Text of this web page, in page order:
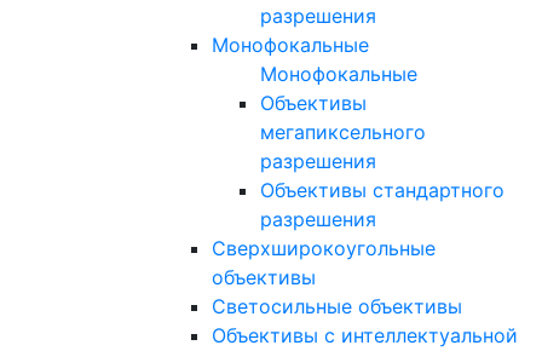
разрешения
Монофокальные
Монофокальные
Объективы
мегапиксельного
разрешения
Объективы стандартного
разрешения
Сверхширокоугольные
объективы
Светосильные объективы
Объективы с интеллектуальной